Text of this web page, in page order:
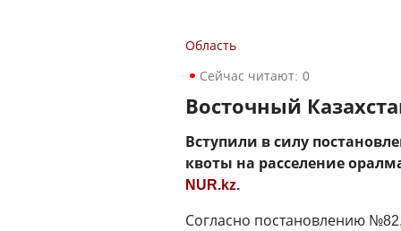
Область
Сейчас читают: 0
Восточный
Вступили в силу
квоты на расселение
NUR.kz.
Согласно постановлению